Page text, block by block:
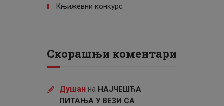
Књижевни конкурс
Скорашњи коментари
Душан на НАЈЧЕШЋА
ПИТАЊА У ВЕЗИ СА